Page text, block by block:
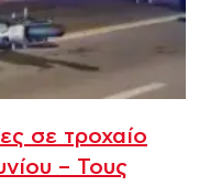
σε τροχαίο
– Τους